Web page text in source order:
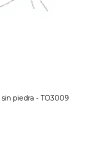
piedra - TO3009